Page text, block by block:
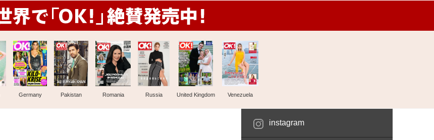
Germany Pakistan Romania Russia United Kingdom Venezuela
instagram